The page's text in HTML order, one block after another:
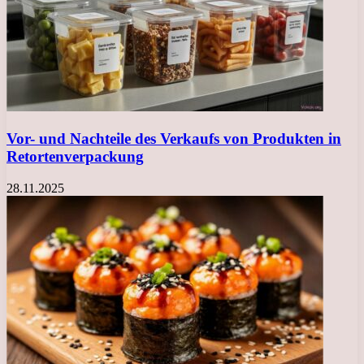
Vor- und Nachteile des Verkaufs von Produkten in
Retortenverpackung
28.11.2025